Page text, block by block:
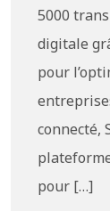
5000
digitale
pour
connecté,
pour […]